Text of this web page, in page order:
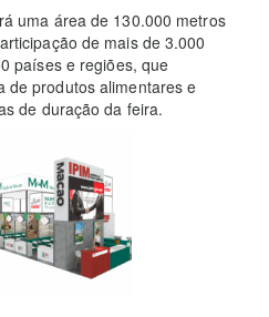
uma área de 130.000 metros
de mais de 3.000
países e regiões, que
de produtos alimentares e
de duração da feira.